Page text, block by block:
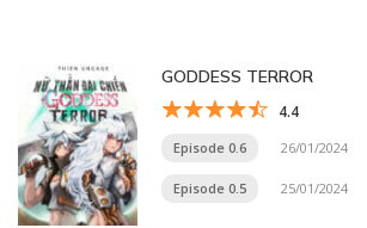
GODDESS TERROR
4.4
Episode 0.6 26/01/2024
Episode 0.5 25/01/2024